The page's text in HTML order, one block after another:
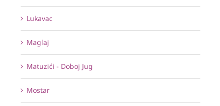
Lukavac
Maglaj
Matuzići - Doboj Jug
Mostar